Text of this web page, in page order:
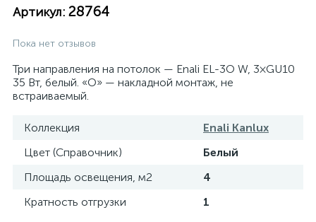
Артикул: 28764
Пока нет отзывов
Три направления на потолок — Enali EL-3O W, 3×GU10
35 Вт, белый. «O» — накладной монтаж, не
встраиваемый.
Коллекция
Enali Kanlux
Цвет (Справочник)
Белый
Площадь освещения, м2
4
Кратность отгрузки
1